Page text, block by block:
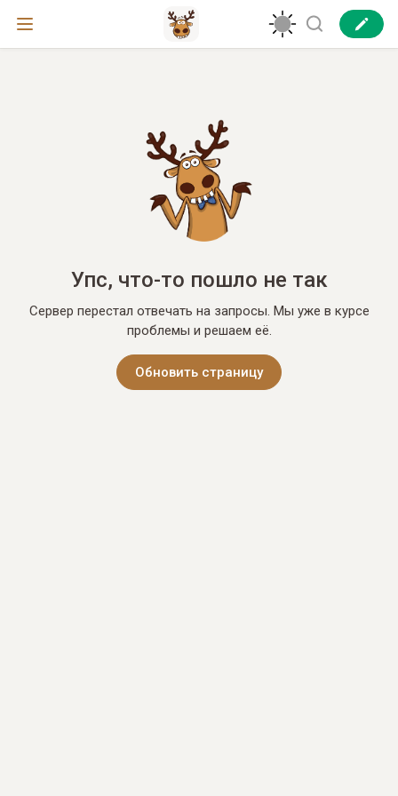
Упс, что-то пошло не так
Сервер перестал отвечать на запросы. Мы уже в курсе
проблемы и решаем её.
Обновить страницу